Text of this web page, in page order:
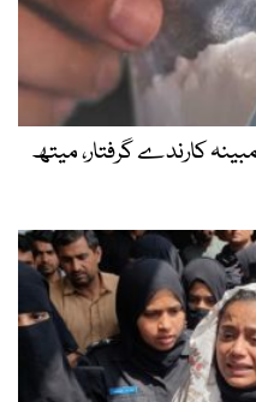
کراچی: انمول پنکی گینگ کے 2 مبینہ کارندے گرفتار، میتھ